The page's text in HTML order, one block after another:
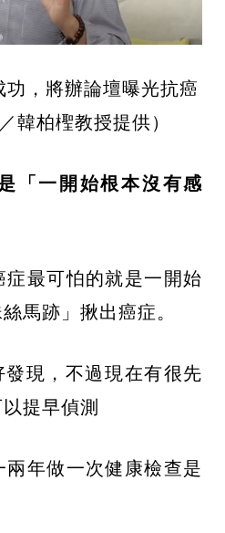
，將辦論壇曝光抗癌
韓柏檉教授提供）
「一開始根本沒有感
最可怕的就是一開始
馬跡」揪出癌症。
現，不過現在有很先
提早偵測
年做一次健康檢查是